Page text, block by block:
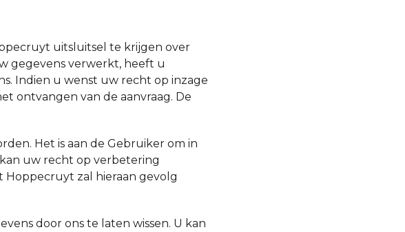
uitsluitsel te krijgen over
gegevens verwerkt, heeft u
Indien u wenst uw recht op inzage
ontvangen van de aanvraag. De
Het is aan de Gebruiker om in
uw recht op verbetering
Hoppecruyt zal hieraan gevolg
door ons te laten wissen. U kan